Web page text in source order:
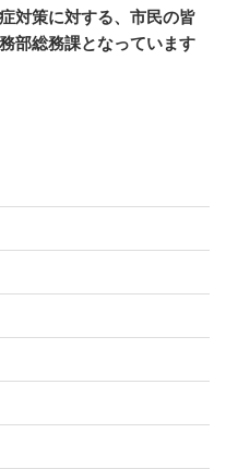
対策に対する、市民の皆
部総務課となっています